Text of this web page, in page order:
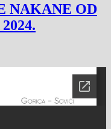
NAKANE OD